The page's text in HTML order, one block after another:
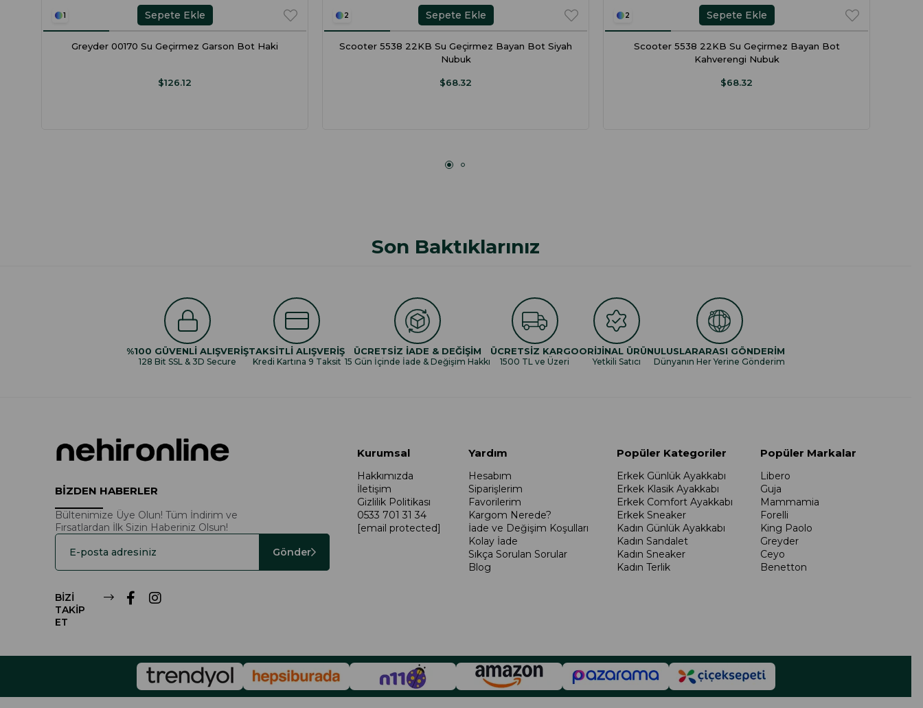
1
Greyder 00170 Su Geçirmez Garson Bot Haki
$126.12
Sepete Ekle 2
Scooter 5538 22KB Su Geçirmez Bayan Bot Siyah
Nubuk
$68.32
Sepete Ekle 2
Scooter 5538 22KB Su Geçirmez Bayan Bot
Kahverengi Nubuk
$68.32
Sepete Ekle
Son Baktıklarınız
%100 GÜVENLİ ALIŞVERİŞ
128 Bit SSL & 3D Secure
TAKSİTLİ ALIŞVERİŞ
Kredi Kartına 9 Taksit
ÜCRETSİZ İADE & DEĞİŞİM
15 Gün İçinde İade & Değişim Hakkı
ÜCRETSİZ KARGO
1500 TL ve Üzeri
ORİJİNAL ÜRÜN
Yetkili Satıcı
ULUSLARARASI GÖNDERİM
Dünyanın Her Yerine Gönderim
BİZDEN HABERLER
Bültenimize Üye Olun! Tüm İndirim ve
Fırsatlardan İlk Sizin Haberiniz Olsun!
Gönder
BİZİ
TAKİP
ET
Kurumsal
Hakkımızda
İletişim
Gizlilik Politikası
0533 701 31 34
[email protected]
Yardım
Hesabım
Siparişlerim
Favorilerim
Kargom Nerede?
İade ve Değişim Koşulları
Kolay İade
Sıkça Sorulan Sorular
Blog
Popüler Kategoriler
Erkek Günlük Ayakkabı
Erkek Klasik Ayakkabı
Erkek Comfort Ayakkabı
Erkek Sneaker
Kadın Günlük Ayakkabı
Kadın Sandalet
Kadın Sneaker
Kadın Terlik
Popüler Markalar
Libero
Guja
Mammamia
Forelli
King Paolo
Greyder
Ceyo
Benetton